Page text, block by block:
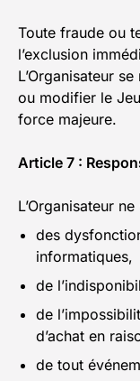
Toute fraude ou
l’exclusion
L’Organisateur
ou modifier le
force majeure.
Article 7 :
L’Organisateur
des
informatiques,
de
de
d’achat en
de tout